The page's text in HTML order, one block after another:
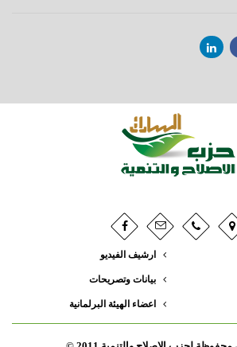
ارشيف الفيديو
بيانات وتصريحات
اعضاء الهيئة البرلمانية